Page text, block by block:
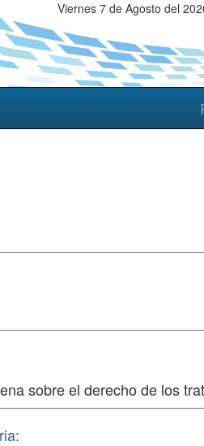
Viernes 7 de Agosto del